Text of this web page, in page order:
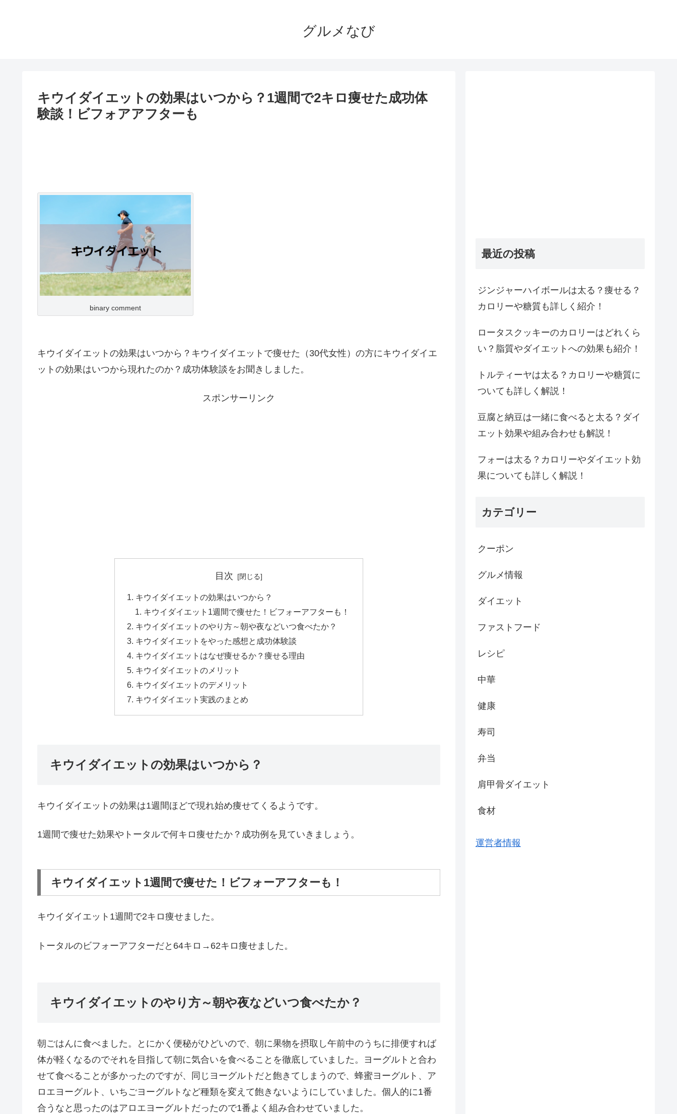
グルメなび
キウイダイエットの効果はいつから？1週間で2キロ痩せた成功体
験談！ビフォアアフターも
binary comment
キウイダイエットの効果はいつから？キウイダイエットで痩せた（30代女性）の方にキウイダイエ
ットの効果はいつから現れたのか？成功体験談をお聞きしました。
スポンサーリンク
目次
キウイダイエットの効果はいつから？
キウイダイエット1週間で痩せた！ビフォーアフターも！
キウイダイエットのやり方～朝や夜などいつ食べたか？
キウイダイエットをやった感想と成功体験談
キウイダイエットはなぜ痩せるか？痩せる理由
キウイダイエットのメリット
キウイダイエットのデメリット
キウイダイエット実践のまとめ
キウイダイエットの効果はいつから？
キウイダイエットの効果は1週間ほどで現れ始め痩せてくるようです。
1週間で痩せた効果やトータルで何キロ痩せたか？成功例を見ていきましょう。
キウイダイエット1週間で痩せた！ビフォーアフターも！
キウイダイエット1週間で2キロ痩せました。
トータルのビフォーアフターだと64キロ→62キロ痩せました。
キウイダイエットのやり方～朝や夜などいつ食べたか？
朝ごはんに食べました。とにかく便秘がひどいので、朝に果物を摂取し午前中のうちに排便すれば
体が軽くなるのでそれを目指して朝に気合いを食べることを徹底していました。ヨーグルトと合わ
せて食べることが多かったのですが、同じヨーグルトだと飽きてしまうので、蜂蜜ヨーグルト、ア
ロエヨーグルト、いちごヨーグルトなど種類を変えて飽きないようにしていました。個人的に1番
合うなと思ったのはアロエヨーグルトだったので1番よく組み合わせていました。
最近の投稿
ジンジャーハイボールは太る？痩せる？
カロリーや糖質も詳しく紹介！
ロータスクッキーのカロリーはどれくら
い？脂質やダイエットへの効果も紹介！
トルティーヤは太る？カロリーや糖質に
ついても詳しく解説！
豆腐と納豆は一緒に食べると太る？ダイ
エット効果や組み合わせも解説！
フォーは太る？カロリーやダイエット効
果についても詳しく解説！
カテゴリー
クーポン
グルメ情報
ダイエット
ファストフード
レシピ
中華
健康
寿司
弁当
肩甲骨ダイエット
食材
運営者情報